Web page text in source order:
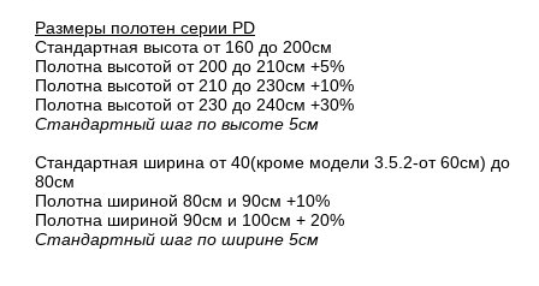
Размеры полотен серии PD
Стандартная высота от 160 до 200см
Полотна высотой от 200 до 210см +5%
Полотна высотой от 210 до 230см +10%
Полотна высотой от 230 до 240см +30%
Стандартный шаг по высоте 5см
Стандартная ширина от 40(кроме модели 3.5.2-от 60см) до
80см
Полотна шириной 80cм и 90cм +10%
Полотна шириной 90см и 100см + 20%
Стандартный шаг по ширине 5см